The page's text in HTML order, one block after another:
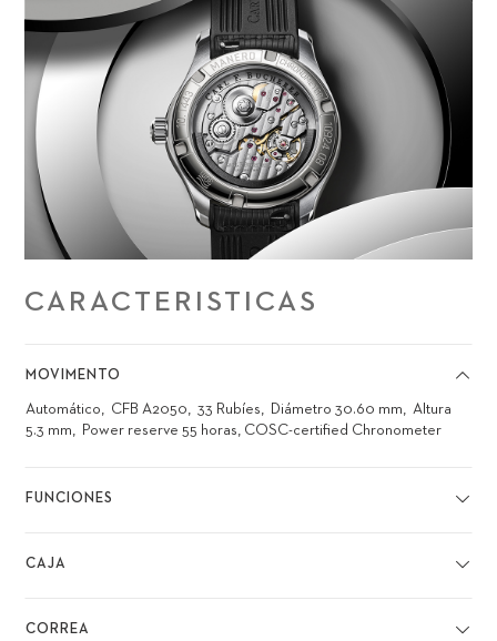
CARACTERISTICAS
MOVIMENTO
Automático CFB A2050 33 Rubíes Diámetro 30.60 mm
Altura
5.3 mm
Power reserve 55 horas, COSC-certified Chronometer
FUNCIONES
CAJA
CORREA